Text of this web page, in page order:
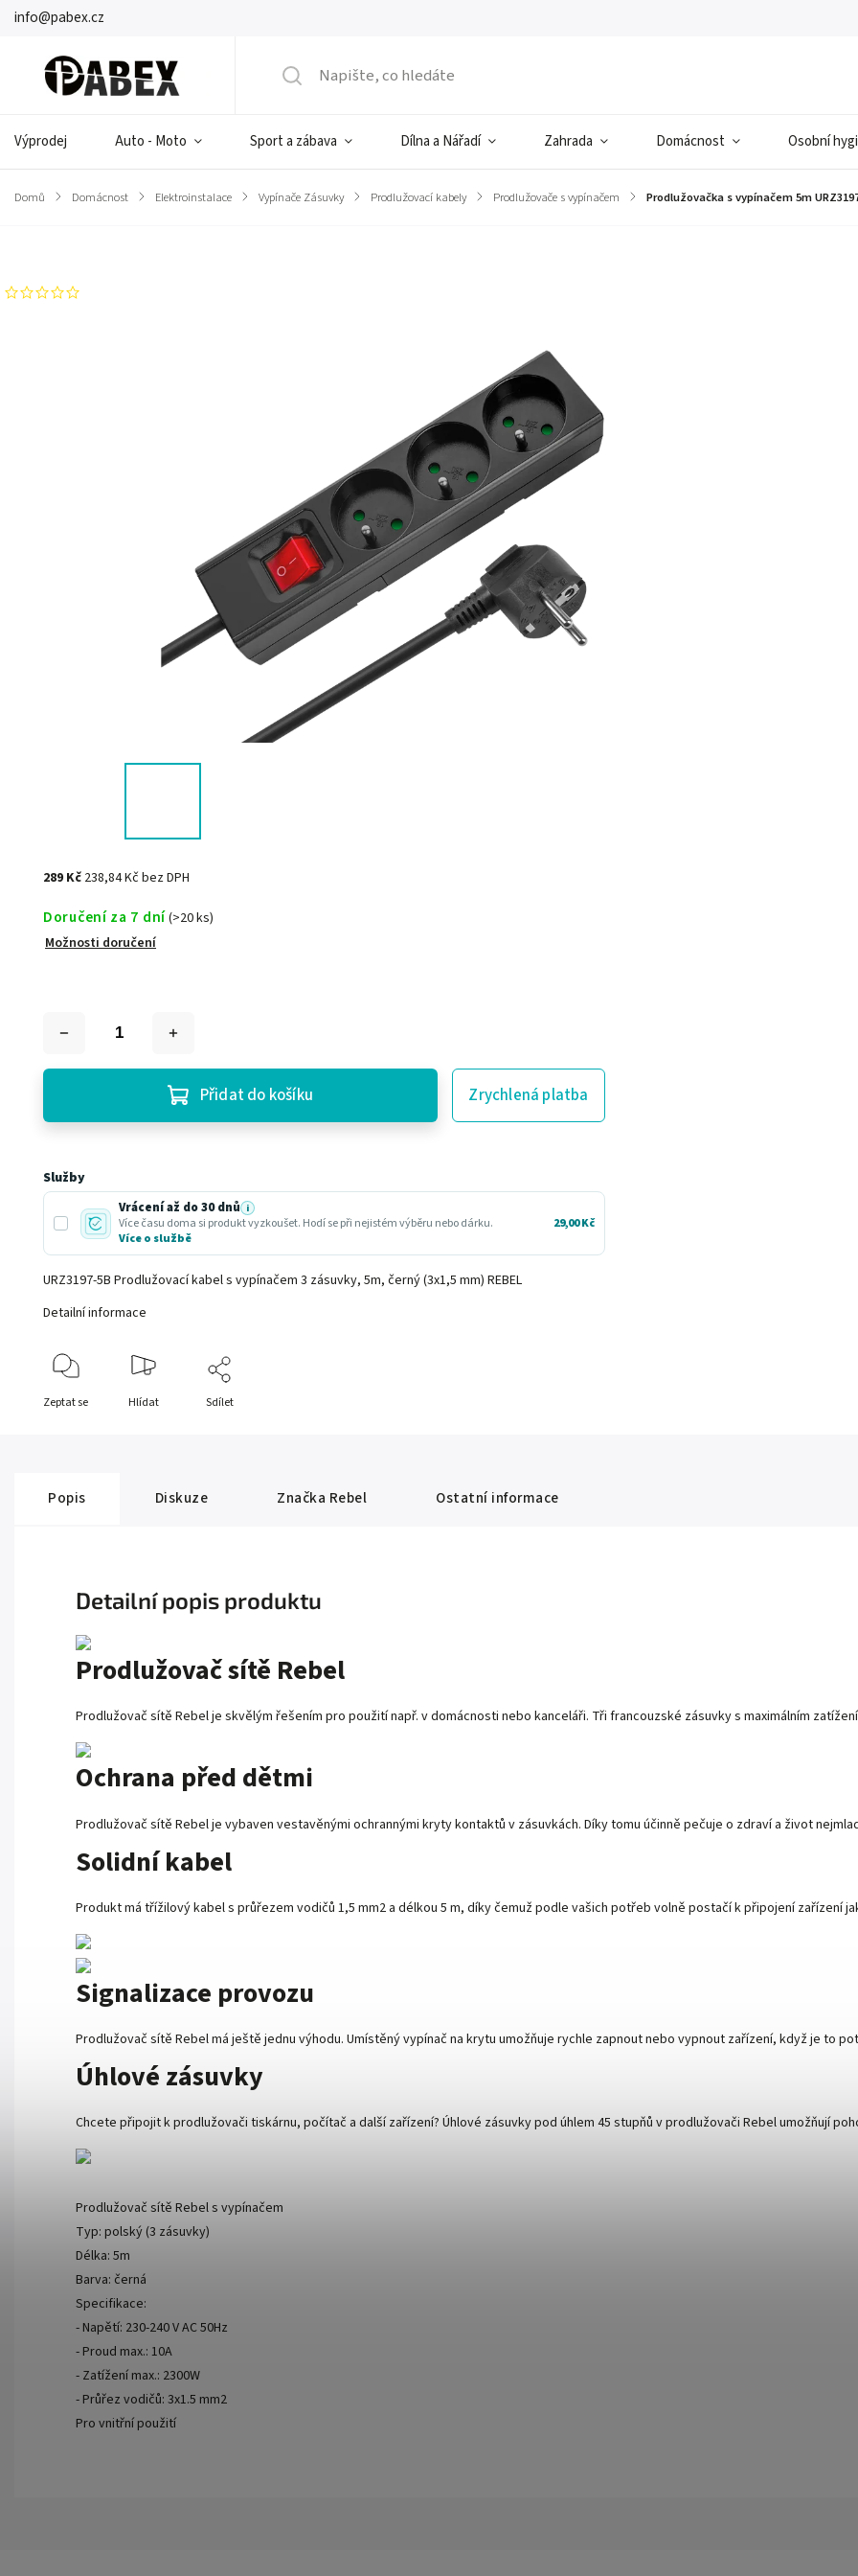
info@pabex.cz
Výprodej Auto - Moto Sport a zábava Dílna a Nářadí Zahrada Domácnost Osobní
Domů / Domácnost / Elektroinstalace / Vypínače Zásuvky / Prodlužovací kabely / Prodlužovače s vypínačem / Prodlužovačka s vypínačem 5m
289 Kč 238,84 Kč bez DPH
Doručení za 7 dní(>20 ks)
Možnosti doručení
Přidat do košíku Zrychlená platba
Služby
Vrácení až do 30 dnů i
Více času doma si produkt vyzkoušet. Hodí se při nejistém výběru nebo dárku.
Více o službě
29,00 Kč
URZ3197-5B Prodlužovací kabel s vypínačem 3 zásuvky, 5m, černý (3x1,5 mm) REBEL
Detailní informace
Zeptat se Hlídat Sdílet
Popis Diskuze Značka Rebel Ostatní informace
Detailní popis produktu
Prodlužovač sítě Rebel
Prodlužovač sítě Rebel je skvělým řešením pro použití např. v domácnosti nebo kanceláři. Tři francouzské zásuvky s maximálním
Ochrana před dětmi
Prodlužovač sítě Rebel je vybaven vestavěnými ochrannými kryty kontaktů v zásuvkách. Díky tomu účinně pečuje o zdraví a život
Solidní kabel
Produkt má třížilový kabel s průřezem vodičů 1,5 mm2 a délkou 5 m, díky čemuž podle vašich potřeb volně postačí k připojení zařízení
Signalizace provozu
Prodlužovač sítě Rebel má ještě jednu výhodu. Umístěný vypínač na krytu umožňuje rychle zapnout nebo vypnout zařízení, když je to
Úhlové zásuvky
Chcete připojit k prodlužovači tiskárnu, počítač a další zařízení? Úhlové zásuvky pod úhlem 45 stupňů v prodlužovači Rebel umožňují
Prodlužovač sítě Rebel s vypínačem
Typ: polský (3 zásuvky)
Délka: 5m
Barva: černá
Specifikace:
- Napětí: 230-240 V AC 50Hz
- Proud max.: 10A
- Zatížení max.: 2300W
- Průřez vodičů: 3x1.5 mm2
Pro vnitřní použití